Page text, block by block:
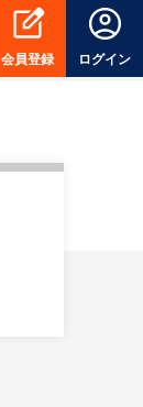
会員登録 ログイン